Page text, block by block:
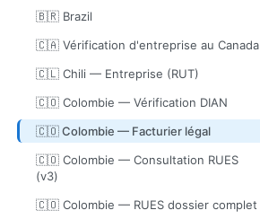
🇧🇷 Brazil
🇨🇦 Vérification d'entreprise au Canada
🇨🇱 Chili — Entreprise (RUT)
🇨🇴 Colombie — Vérification DIAN
🇨🇴 Colombie — Facturier légal
🇨🇴 Colombie — Consultation RUES
(v3)
🇨🇴 Colombie — RUES dossier complet